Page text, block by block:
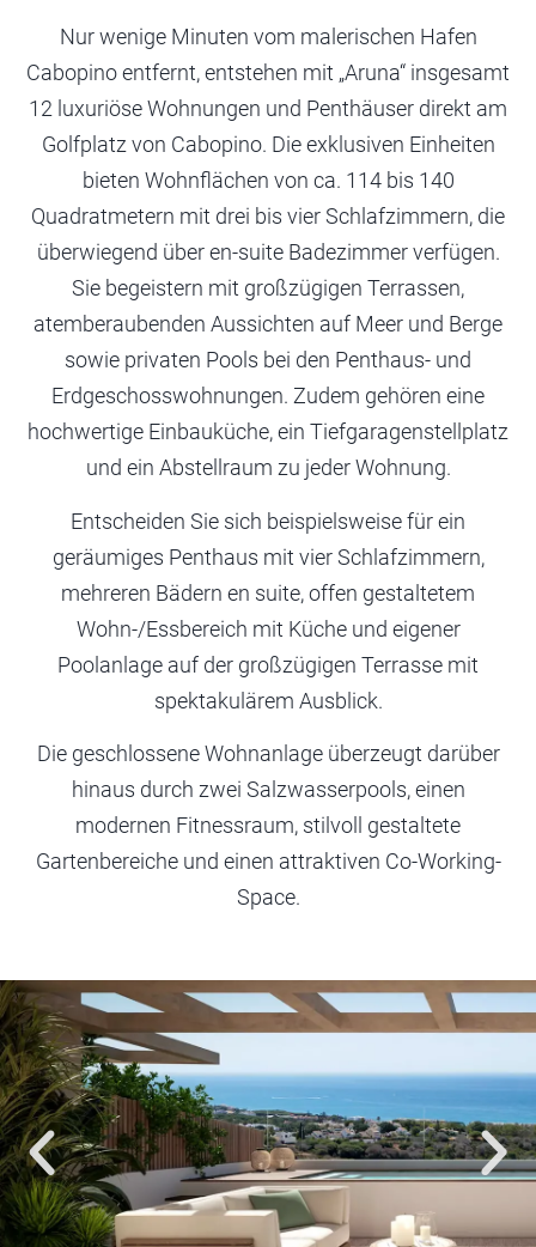
Nur wenige Minuten vom malerischen Hafen
Cabopino entfernt, entstehen mit „Aruna“ insgesamt
12 luxuriöse Wohnungen und Penthäuser direkt am
Golfplatz von Cabopino. Die exklusiven Einheiten
bieten Wohnflächen von ca. 114 bis 140
Quadratmetern mit drei bis vier Schlafzimmern, die
überwiegend über en-suite Badezimmer verfügen.
Sie begeistern mit großzügigen Terrassen,
atemberaubenden Aussichten auf Meer und Berge
sowie privaten Pools bei den Penthaus- und
Erdgeschosswohnungen. Zudem gehören eine
hochwertige Einbauküche, ein Tiefgaragenstellplatz
und ein Abstellraum zu jeder Wohnung.
Entscheiden Sie sich beispielsweise für ein
geräumiges Penthaus mit vier Schlafzimmern,
mehreren Bädern en suite, offen gestaltetem
Wohn-/Essbereich mit Küche und eigener
Poolanlage auf der großzügigen Terrasse mit
spektakulärem Ausblick.
Die geschlossene Wohnanlage überzeugt darüber
hinaus durch zwei Salzwasserpools, einen
modernen Fitnessraum, stilvoll gestaltete
Gartenbereiche und einen attraktiven Co-Working-
Space.